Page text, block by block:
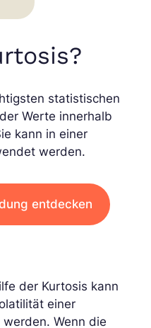
statistischen
Werte innerhalb
kann in einer
werden.
entdecken
der Kurtosis kann
einer
Wenn die